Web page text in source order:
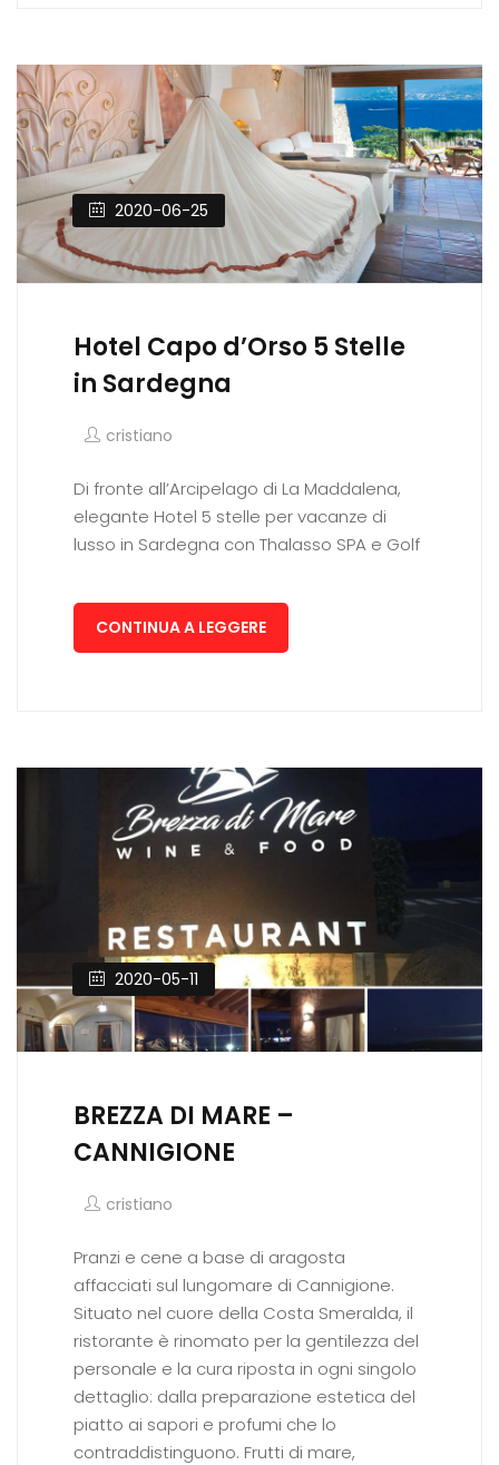
2020-06-25
Hotel Capo d’Orso 5 Stelle
in Sardegna
cristiano
Di fronte all’Arcipelago di La Maddalena,
elegante Hotel 5 stelle per vacanze di
lusso in Sardegna con Thalasso SPA e Golf
CONTINUA A LEGGERE
2020-05-11
BREZZA DI MARE –
CANNIGIONE
cristiano
Pranzi e cene a base di aragosta
affacciati sul lungomare di Cannigione.
Situato nel cuore della Costa Smeralda, il
ristorante è rinomato per la gentilezza del
personale e la cura riposta in ogni singolo
dettaglio: dalla preparazione estetica del
piatto ai sapori e profumi che lo
contraddistinguono. Frutti di mare,